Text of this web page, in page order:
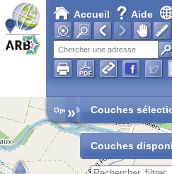
Accueil Aide
Open Street Map
» Couches
Couches